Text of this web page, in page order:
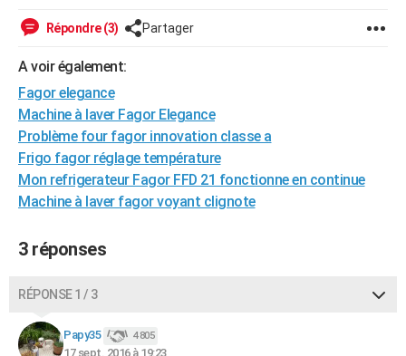
Guides de France
Escapades
Patrimoine
Expositions
Musées
Week-end nature
LIFESTYLE
SANTE
Alimentation
Guide de la santé
Maladies
Médicaments
Sommeil
VOYAGE
Destinations
City break
Voyage nature
Voyage de noces
Forum
Climat
+PHOTO
GUIDES D'ACHAT
BONS PLANS
CARTE DE VOEUX
Répondre (3) Partager
A voir également:
Fagor elegance
Machine à laver Fagor Elegance
Problème four fagor innovation classe a
Frigo fagor réglage température
Mon refrigerateur Fagor FFD 21 fonctionne en continue
Machine à laver fagor voyant clignote
3 réponses
RÉPONSE 1 / 3
Papy35 4 805
17 sept. 2016 à 19:23